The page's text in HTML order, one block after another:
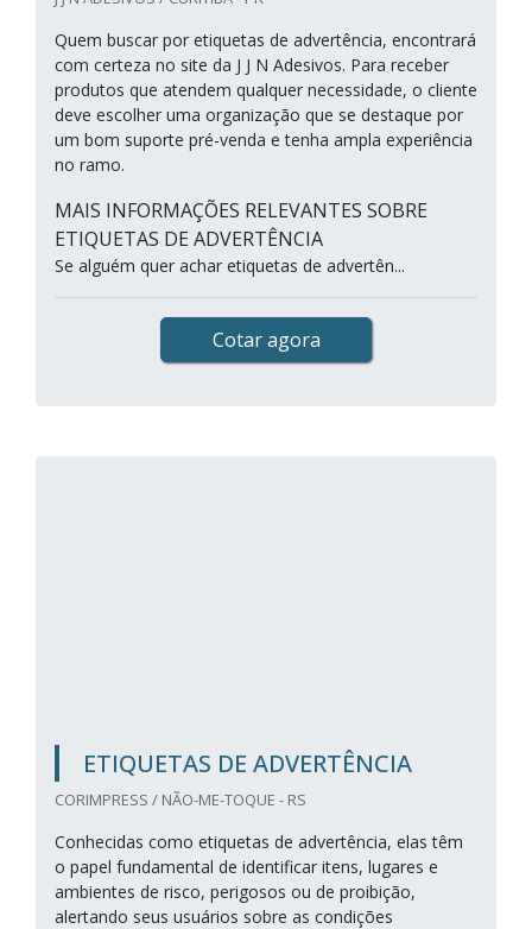
Quem buscar por etiquetas de advertência, encontrará
com certeza no site da J J N Adesivos. Para receber
produtos que atendem qualquer necessidade, o cliente
deve escolher uma organização que se destaque por
um bom suporte pré-venda e tenha ampla experiência
no ramo.
MAIS INFORMAÇÕES RELEVANTES SOBRE
ETIQUETAS DE ADVERTÊNCIA
Se alguém quer achar etiquetas de advertên...
Cotar agora
ETIQUETAS DE ADVERTÊNCIA
CORIMPRESS / NÃO-ME-TOQUE - RS
Conhecidas como etiquetas de advertência, elas têm
o papel fundamental de identificar itens, lugares e
ambientes de risco, perigosos ou de proibição,
alertando seus usuários sobre as condições